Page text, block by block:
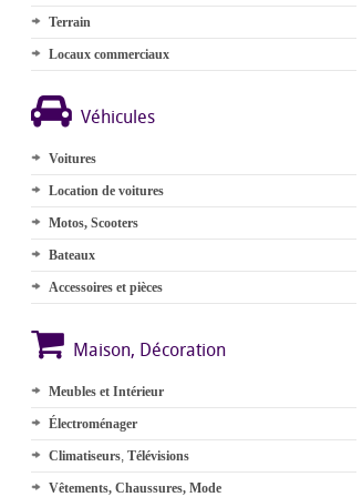
Terrain
Locaux commerciaux
Véhicules
Voitures
Location de voitures
Motos, Scooters
Bateaux
Accessoires et pièces
Maison, Décoration
Meubles et Intérieur
Électroménager
Climatiseurs, Télévisions
Vêtements, Chaussures, Mode